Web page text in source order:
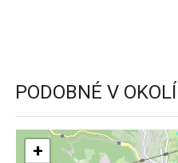
PODOBNÉ V OKOLÍ
+